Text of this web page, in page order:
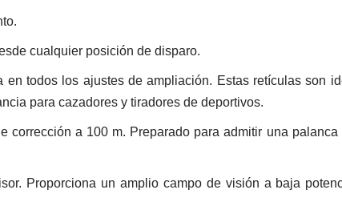
cualquier posición de disparo.
todos los ajustes de ampliación. Estas retículas son
para cazadores y tiradores de deportivos.
corrección a 100 m. Preparado para admitir una
Proporciona un amplio campo de visión a baja